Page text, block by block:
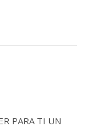
PARA TI UN